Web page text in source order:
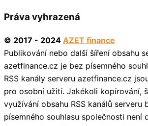
Práva vyhrazená
© 2017 - 2024 AZET finance
Publikování nebo další šíření obsahu
azetfinance.cz je bez písemného
RSS kanály serveru azetfinance.cz
pro osobní užití. Jakékoli kopírování,
využívání obsahu RSS kanálů serveru
písemného souhlasu společnosti není